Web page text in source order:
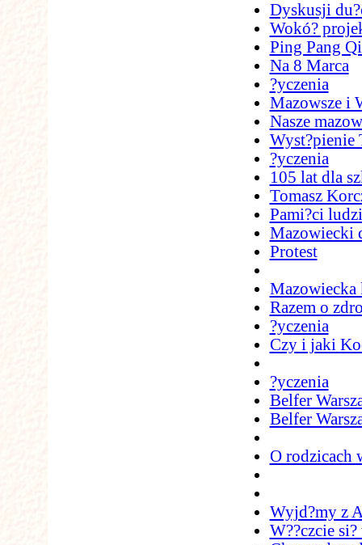
Dyskusji
Wokó?
Ping Pang
Na 8 Marca
?yczenia
Mazowsze i
Nasze
Wyst?pienie
?yczenia
105 lat dla
Tomasz
Pami?ci
Mazowiecki
Protest
Mazowiecka
Razem o
?yczenia
Czy i jaki
?yczenia
Belfer
Belfer
O rodzicach
Wyjd?my z
W??czcie si?